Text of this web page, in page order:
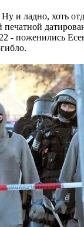
и ладно, хоть
- поженились